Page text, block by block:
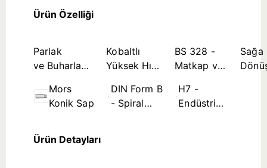
Ürün Özelliği
Parlak
ve Buharla
Kombinasyon
Kobaltlı
Yüksek Hız
Malzemesi
BS 328 -
Matkap ve
Standartları
Sağa
Mors
Konik Sap
DIN Form B
- Spiral
H7 -
Endüstri
Ürün Detayları